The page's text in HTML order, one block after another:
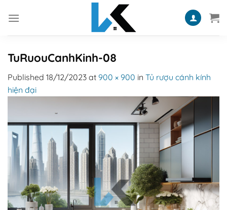
TuRuouCanhKinh-08
Published 18/12/2023 at 900 × 900 in Tủ rượu cánh kính
hiện đại